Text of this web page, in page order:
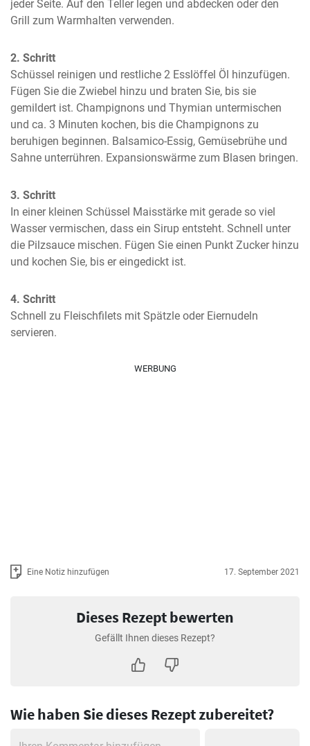
jeder Seite. Auf den Teller legen und abdecken oder den
Grill zum Warmhalten verwenden.
2. Schritt
Schüssel reinigen und restliche 2 Esslöffel Öl hinzufügen.
Fügen Sie die Zwiebel hinzu und braten Sie, bis sie
gemildert ist. Champignons und Thymian untermischen
und ca. 3 Minuten kochen, bis die Champignons zu
beruhigen beginnen. Balsamico-Essig, Gemüsebrühe und
Sahne unterrühren. Expansionswärme zum Blasen bringen.
3. Schritt
In einer kleinen Schüssel Maisstärke mit gerade so viel
Wasser vermischen, dass ein Sirup entsteht. Schnell unter
die Pilzsauce mischen. Fügen Sie einen Punkt Zucker hinzu
und kochen Sie, bis er eingedickt ist.
4. Schritt
Schnell zu Fleischfilets mit Spätzle oder Eiernudeln
servieren.
WERBUNG
Eine Notiz hinzufügen 17. September 2021
Dieses Rezept bewerten
Gefällt Ihnen dieses Rezept?
Wie haben Sie dieses Rezept zubereitet?